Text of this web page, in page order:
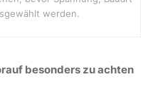
werden.
besonders zu achten